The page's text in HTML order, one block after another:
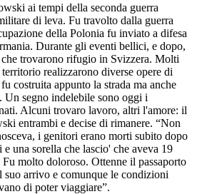
ai tempi della seconda guerra
di leva. Fu travolto dalla guerra
della Polonia fu inviato a difesa
Durante gli eventi bellici, e dopo,
trovarono rifugio in Svizzera. Molti
realizzarono diverse opere di
costruita appunto la strada ma anche
segno indelebile sono oggi i
Alcuni trovaro lavoro, altri l'amore: il
entrambi e decise di rimanere. “Non
i genitori erano morti subito dopo
una sorella che lascio' che aveva 19
molto doloroso. Ottenne il passaporto
arrivo e comunque le condizioni
di poter viaggiare”.